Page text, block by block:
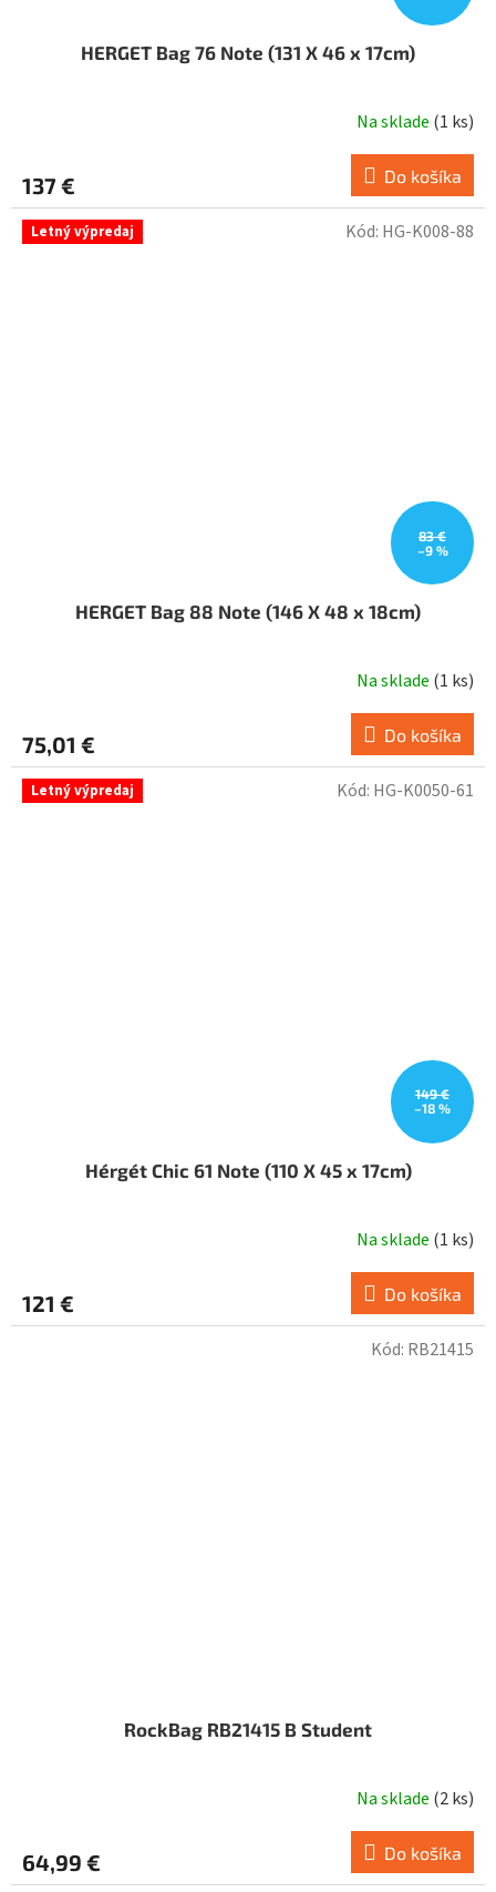
HERGET Bag 76 Note (131 X 46 x 17cm)
Na sklade (1 ks)
137 € Do košíka
Letný výpredaj
83 €
–9 %
HERGET Bag 88 Note (146 X 48 x 18cm)
Na sklade (1 ks)
75,01 € Do košíka
Kód: HG-K008-88
Letný výpredaj
149 €
–18 %
Hérgét Chic 61 Note (110 X 45 x 17cm)
Na sklade (1 ks)
121 € Do košíka
Kód: HG-K0050-61
RockBag RB21415 B Student
Na sklade (2 ks)
64,99 € Do košíka
Kód: RB21415